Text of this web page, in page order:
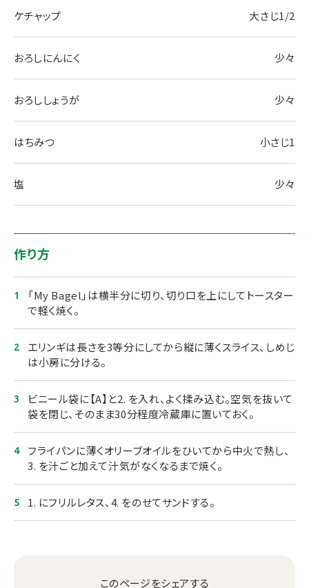
ケチャップ 大さじ1/2
おろしにんにく 少々
おろししょうが 少々
はちみつ 小さじ1
塩 少々
作り方
「My Bagel」は横半分に切り、切り口を上にしてトースター
で軽く焼く。
エリンギは長さを3等分にしてから縦に薄くスライス、しめじ
は小房に分ける。
ビニール袋に【A】と2. を入れ、よく揉み込む。空気を抜いて
袋を閉じ、そのまま30分程度冷蔵庫に置いておく。
フライパンに薄くオリーブオイルをひいてから中火で熱し、
3. を汁ごと加えて汁気がなくなるまで焼く。
1. にフリルレタス、4. をのせてサンドする。
このページをシェアする